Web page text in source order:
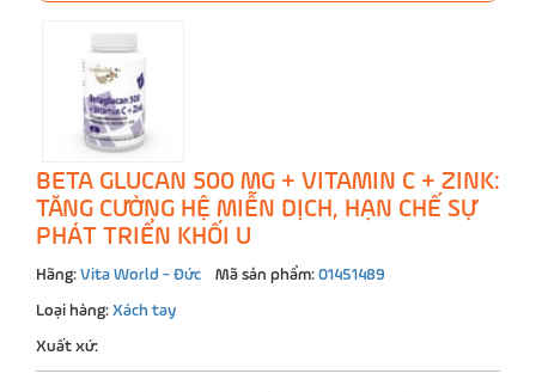
BETA GLUCAN 500 MG + VITAMIN C + ZINK:
TĂNG CƯỜNG HỆ MIỄN DỊCH, HẠN CHẾ SỰ
PHÁT TRIỂN KHỐI U
Hãng: Vita World - Đức Mã sản phẩm: 01451489
Loại hàng: Xách tay
Xuất xứ: